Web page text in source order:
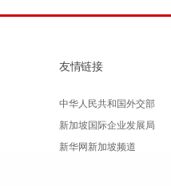
友情链接
中华人民共和国外交部
新加坡国际企业发展局
新华网新加坡频道